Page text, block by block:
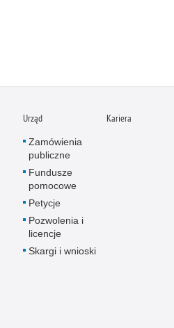
Urząd
Zamówienia
publiczne
Fundusze
pomocowe
Petycje
Pozwolenia i
licencje
Skargi i wnioski
Kariera